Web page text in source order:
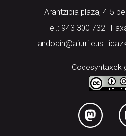
Arantzibia plaza, 4-5
Tel.: 943 300 732 |
andoain@aiurri.eus |
Codesyntaxek